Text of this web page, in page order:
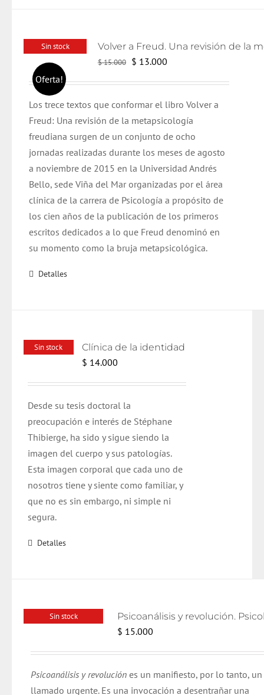
Sin stock
Oferta!
$15.000
El
era:
$ 15.000.
$ 13.000El
es:
$ 13.000.
Los trece textos que conformar el libro Volver a
Freud: Una revisión de la metapsicología
freudiana surgen de un conjunto de ocho
jornadas realizadas durante los meses de agosto
a noviembre de 2015 en la Universidad Andrés
Bello, sede Viña del Mar organizadas por el área
clínica de la carrera de Psicología a propósito de
los cien años de la publicación de los primeros
escritos dedicados a lo que Freud denominó en
su momento como la bruja metapsicológica.
Detalles
Sin stock Clínica de la identidad
$ 14.000
Desde su tesis doctoral la
preocupación e interés de Stéphane
Thibierge, ha sido y sigue siendo la
imagen del cuerpo y sus patologías.
Esta imagen corporal que cada uno de
nosotros tiene y siente como familiar, y
que no es sin embargo, ni simple ni
segura.
Detalles
Sin stock
$ 15.000
Psicoanálisis y revoluciónes un manifiesto, por lo tanto, un
llamado urgente. Es una invocación a desentrañar una